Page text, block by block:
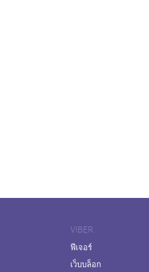
VIBER
ฟีเจอร์
เว็บบล็อก